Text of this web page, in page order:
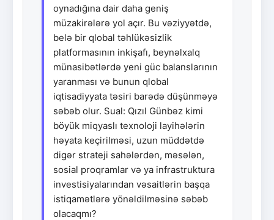
oynadığına dair daha geniş
müzakirələrə yol açır. Bu vəziyyətdə,
belə bir qlobal təhlükəsizlik
platformasının inkişafı, beynəlxalq
münasibətlərdə yeni güc balanslarının
yaranması və bunun qlobal
iqtisadiyyata təsiri barədə düşünməyə
səbəb olur. Sual: Qızıl Günbəz kimi
böyük miqyaslı texnoloji layihələrin
həyata keçirilməsi, uzun müddətdə
digər strateji sahələrdən, məsələn,
sosial proqramlar və ya infrastruktura
investisiyalarından vəsaitlərin başqa
istiqamətlərə yönəldilməsinə səbəb
olacaqmı?